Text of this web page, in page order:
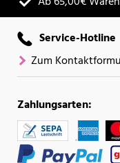
Service-Hotline
Zum
Zahlungsarten: